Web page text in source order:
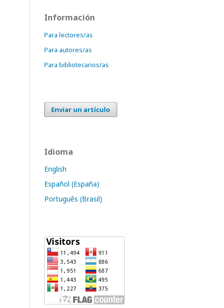
Información
Para lectores/as
Para autores/as
Para bibliotecarios/as
Enviar un artículo
Idioma
English
Español (España)
Português (Brasil)